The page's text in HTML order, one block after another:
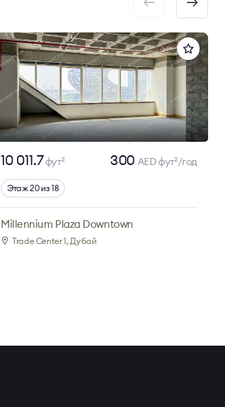
10 011.7фут2 300 AED фут2/год
Этаж 20 из 18
Millennium Plaza Downtown
Trade Center 1, Дубай